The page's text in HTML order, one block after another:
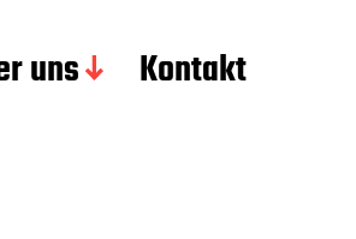
uns Kontakt